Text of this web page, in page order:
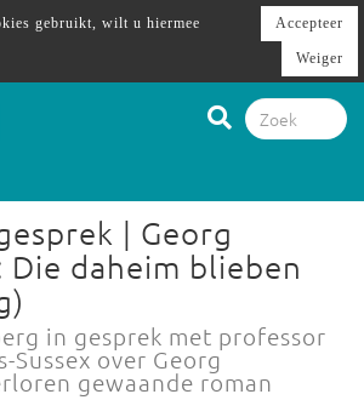
| Georg
Die daheim blieben
in gesprek met professor
Sussex over Georg
gewaande roman
gebruikt, wilt u hiermee
Accepteer
Weiger